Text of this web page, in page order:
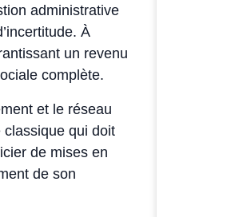
administrative
À
un revenu
complète.
et le réseau
classique qui doit
de mises en
de son